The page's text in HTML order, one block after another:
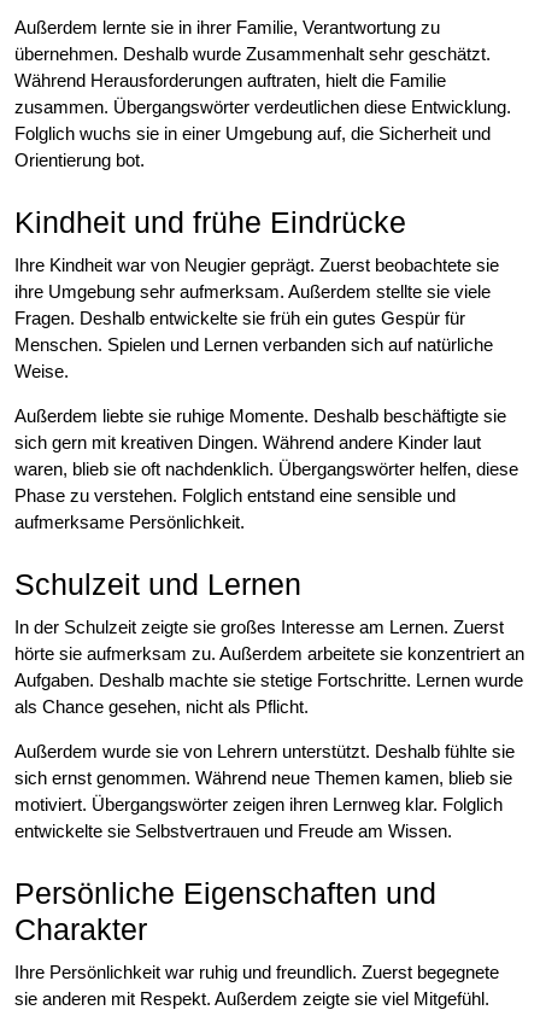
Außerdem lernte sie in ihrer Familie, Verantwortung zu
übernehmen. Deshalb wurde Zusammenhalt sehr geschätzt.
Während Herausforderungen auftraten, hielt die Familie
zusammen. Übergangswörter verdeutlichen diese Entwicklung.
Folglich wuchs sie in einer Umgebung auf, die Sicherheit und
Orientierung bot.
Kindheit und frühe Eindrücke
Ihre Kindheit war von Neugier geprägt. Zuerst beobachtete sie
ihre Umgebung sehr aufmerksam. Außerdem stellte sie viele
Fragen. Deshalb entwickelte sie früh ein gutes Gespür für
Menschen. Spielen und Lernen verbanden sich auf natürliche
Weise.
Außerdem liebte sie ruhige Momente. Deshalb beschäftigte sie
sich gern mit kreativen Dingen. Während andere Kinder laut
waren, blieb sie oft nachdenklich. Übergangswörter helfen, diese
Phase zu verstehen. Folglich entstand eine sensible und
aufmerksame Persönlichkeit.
Schulzeit und Lernen
In der Schulzeit zeigte sie großes Interesse am Lernen. Zuerst
hörte sie aufmerksam zu. Außerdem arbeitete sie konzentriert an
Aufgaben. Deshalb machte sie stetige Fortschritte. Lernen wurde
als Chance gesehen, nicht als Pflicht.
Außerdem wurde sie von Lehrern unterstützt. Deshalb fühlte sie
sich ernst genommen. Während neue Themen kamen, blieb sie
motiviert. Übergangswörter zeigen ihren Lernweg klar. Folglich
entwickelte sie Selbstvertrauen und Freude am Wissen.
Persönliche Eigenschaften und
Charakter
Ihre Persönlichkeit war ruhig und freundlich. Zuerst begegnete
sie anderen mit Respekt. Außerdem zeigte sie viel Mitgefühl.